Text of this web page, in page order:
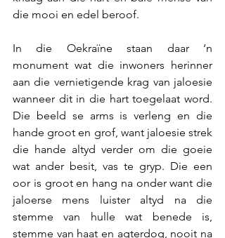
die mooi en edel beroof.
In die Oekraïne staan daar ‘n
monument wat die inwoners herinner
aan die vernietigende krag van jaloesie
wanneer dit in die hart toegelaat word.
Die beeld se arms is verleng en die
hande groot en grof, want jaloesie strek
die hande altyd verder om die goeie
wat ander besit, vas te gryp. Die een
oor is groot en hang na onder want die
jaloerse mens luister altyd na die
stemme van hulle wat benede is,
stemme van haat en agterdog, nooit na